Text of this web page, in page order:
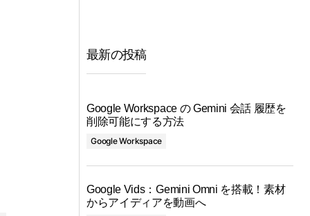
最新の投稿
Google Workspace の Gemini 会話 履歴を
削除可能にする方法
Google Workspace
Google Vids：Gemini Omni を搭載！素材
からアイディアを動画へ